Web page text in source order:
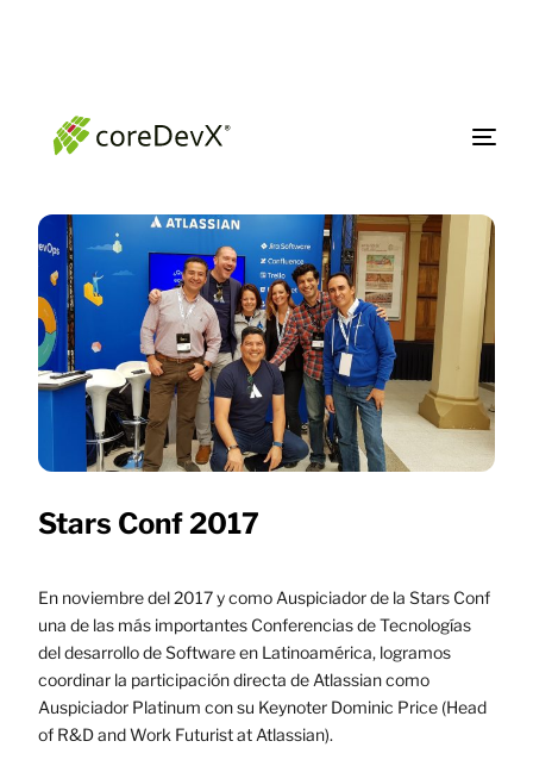
Stars Conf 2017
En noviembre del 2017 y como Auspiciador de la Stars Conf
una de las más importantes Conferencias de Tecnologías
del desarrollo de Software en Latinoamérica, logramos
coordinar la participación directa de Atlassian como
Auspiciador Platinum con su Keynoter Dominic Price (Head
of R&D and Work Futurist at Atlassian).